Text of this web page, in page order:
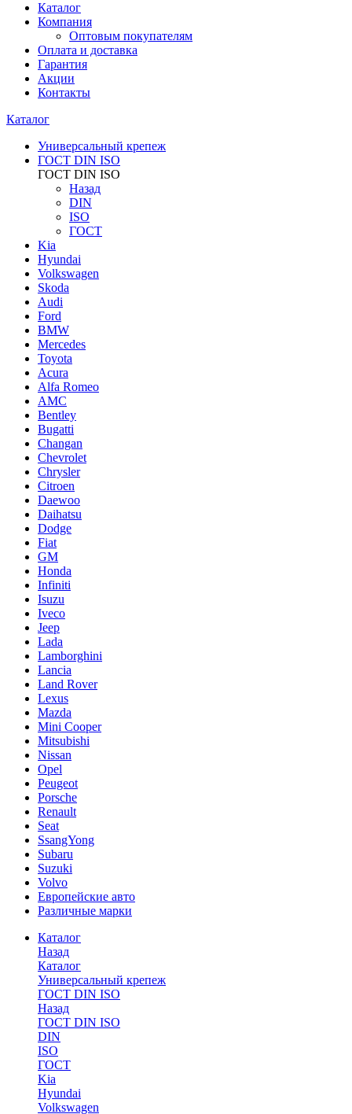
Каталог
Компания
Оптовым покупателям
Оплата и доставка
Гарантия
Акции
Контакты
Каталог
Универсальный крепеж
ГОСТ DIN ISO
ГОСТ DIN ISO
Назад
DIN
ISO
ГОСТ
Kia
Hyundai
Volkswagen
Skoda
Audi
Ford
BMW
Mercedes
Toyota
Acura
Alfa Romeo
AMC
Bentley
Bugatti
Changan
Chevrolet
Chrysler
Citroen
Daewoo
Daihatsu
Dodge
Fiat
GM
Honda
Infiniti
Isuzu
Iveco
Jeep
Lada
Lamborghini
Lancia
Land Rover
Lexus
Mazda
Mini Cooper
Mitsubishi
Nissan
Opel
Peugeot
Porsche
Renault
Seat
SsangYong
Subaru
Suzuki
Volvo
Европейские авто
Различные марки
Каталог
Назад
Каталог
Универсальный крепеж
ГОСТ DIN ISO
Назад
ГОСТ DIN ISO
DIN
ISO
ГОСТ
Kia
Hyundai
Volkswagen